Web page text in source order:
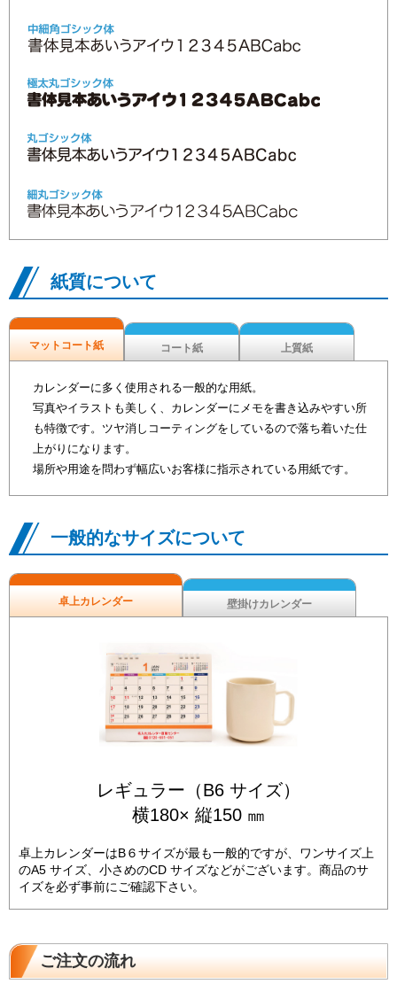
紙質について
マットコート紙 コート紙 上質紙
カレンダーに多く使用される一般的な用紙。
写真やイラストも美しく、カレンダーにメモを書き込みやすい所
も特徴です。ツヤ消しコーティングをしているので落ち着いた仕
上がりになります。
場所や用途を問わず幅広いお客様に指示されている用紙です。
一般的なサイズについて
卓上カレンダー 壁掛けカレンダー
レギュラー（B6 サイズ）
横180× 縦150 ㎜
卓上カレンダーはB６サイズが最も一般的ですが、ワンサイズ上
のA5 サイズ、小さめのCD サイズなどがございます。商品のサ
イズを必ず事前にご確認下さい。
ご注文の流れ